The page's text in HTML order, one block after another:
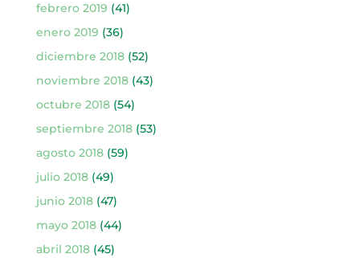
febrero 2019 (41)
enero 2019 (36)
diciembre 2018(52)
noviembre 2018(43)
octubre 2018(54)
septiembre 2018(53)
agosto 2018(59)
julio 2018(49)
junio 2018(47)
mayo 2018(44)
abril 2018(45)